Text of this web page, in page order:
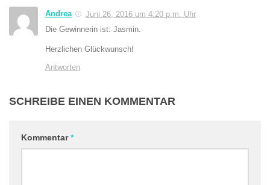
Andrea
Juni 26, 2016 um 4:20 p.m. Uhr
Die Gewinnerin ist: Jasmin.
Herzlichen Glückwunsch!
Antworten
SCHREIBE EINEN KOMMENTAR
Kommentar*